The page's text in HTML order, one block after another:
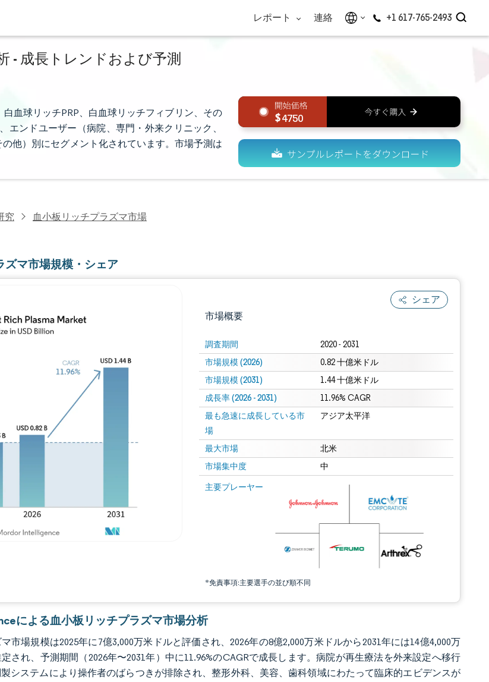
レポート 連絡 +1 617-765-2493
- 成長トレンドおよび予測
血球リッチPRP、白血球リッチフィブリン、その
ンドユーザー（病院、専門・外来クリニック、
他）別にセグメント化されています。市場予測は
4750
究 血小板リッチプラズマ市場
ズマ市場規模・シェア
シェア
市場概要
調査期間 2020 - 2031
市場規模 (2026) 0.82 十億米ドル
市場規模 (2031) 1.44 十億米ドル
成長率 (2026 - 2031) 11.96% CAGR
最も急速に成長している市
場
アジア太平洋
最大市場 北米
市場集中度 中
主要プレーヤー
*免責事項:主要選手の並び順不同
画像 © Mordor Intelligence。再利用にはCC BY 4.0の表示が必要です。
画像 © Mordor Intelligence。再利用にはCC BY 4.0の表示が必要です。
による血小板リッチプラズマ市場分析
市場規模は2025年に7億3,000万米ドルと評価され、2026年の8億2,000万米ドルから2031年には14億4,000万
され、予測期間（2026年〜2031年）中に11.96%のCAGRで成長します。病院が再生療法を外来設定へ移行
システムにより操作者のばらつきが排除され、整形外科、美容、歯科領域にわたって臨床的エビデンスが